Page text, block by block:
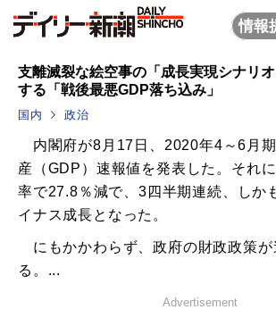
情報
支離滅裂な絵空事の「成長実現シナリ
する「戦後最悪GDP落ち込み」
国内 政治
内閣府が8月17日、2020年4～6月
産（GDP）速報値を発表した。それ
率で27.8％減で、3四半期連続、しか
イナス成長となった。
にもかかわらず、政府の財政政策が
る。...
Advertisement